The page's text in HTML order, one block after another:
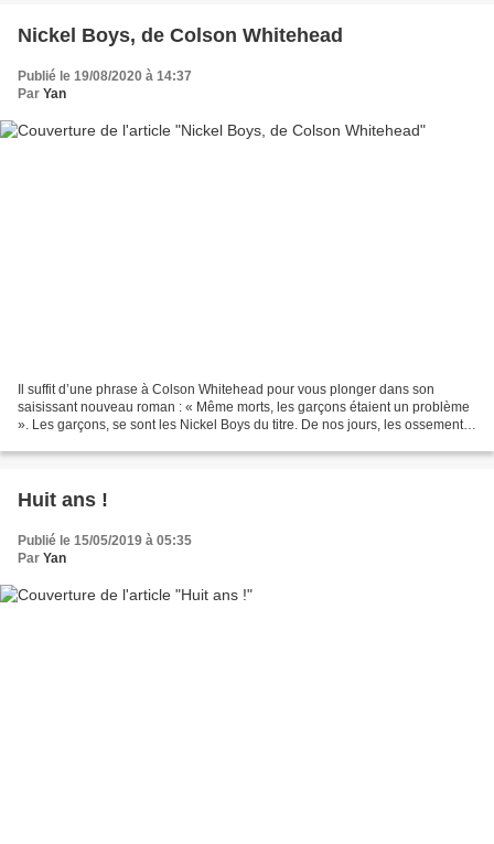
Nickel Boys, de Colson Whitehead
Publié le 19/08/2020 à 14:37
Par Yan
Il suffit d’une phrase à Colson Whitehead pour vous plonger dans son
saisissant nouveau roman : « Même morts, les garçons étaient un problème
». Les garçons, se sont les Nickel Boys du titre. De nos jours, les ossements
Huit ans !
Publié le 15/05/2019 à 05:35
Par Yan